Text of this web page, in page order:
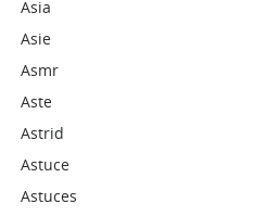
Asia
Asie
Asmr
Aste
Astrid
Astuce
Astuces